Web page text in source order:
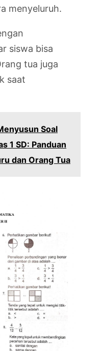
menyeluruh.
siswa bisa
tua juga
saat
Soal
1 SD: Panduan
dan Orang Tua